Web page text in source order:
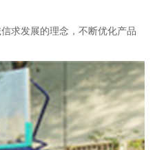
求发展的理念，不断优化产品